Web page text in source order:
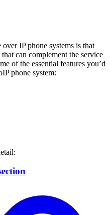
IP phone systems is that
can complement the service
of the essential features you’d
phone system: